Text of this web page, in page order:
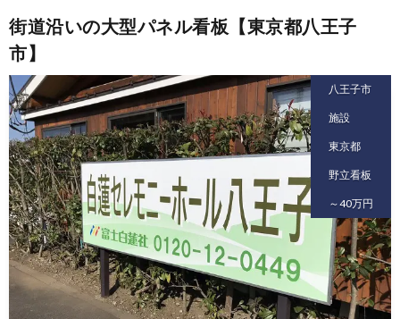
街道沿いの大型パネル看板【東京都八王子
市】
八王子市
施設
東京都
野立看板
～40万円